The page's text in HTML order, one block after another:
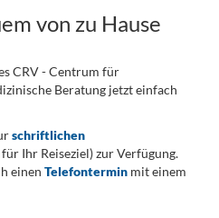
von zu Hause
CRV - Centrum für
Beratung jetzt einfach
schriftlichen
Ihr Reiseziel) zur Verfügung.
einen Telefonterminmit einem